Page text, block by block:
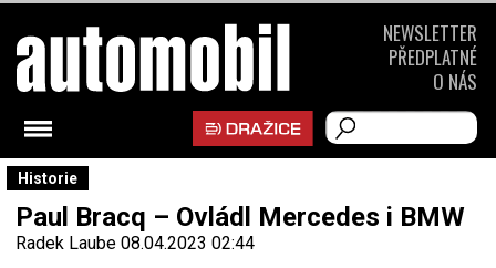
Historie
Paul Bracq – Ovládl Mercedes i BMW
Radek Laube 08.04.2023 02:44
NEWSLETTER
PŘEDPLATNÉ
O NÁS